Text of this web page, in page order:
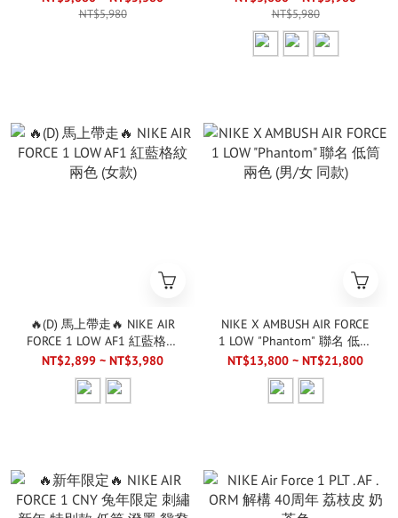
NT$5,980 NT$5,980
🔥(D) 馬上帶走🔥 NIKE AIR
FORCE 1 LOW AF1 紅藍格紋
兩色 (女款)
NT$2,899 ~ NT$3,980
NIKE X AMBUSH AIR FORCE
1 LOW "Phantom" 聯名 低筒
兩色 (男/女 同款)
NT$13,800 ~ NT$21,800